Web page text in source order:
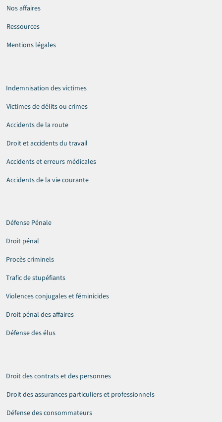
Nos affaires
Ressources
Mentions légales
Défense Pénale
Droit pénal
Procès criminels
Trafic de stupéfiants
Violences conjugales et féminicides
Droit pénal des affaires
Défense des élus
Indemnisation des victimes
Victimes de délits ou crimes
Accidents de la route
Droit et accidents du travail
Accidents et erreurs médicales
Accidents de la vie courante
Droit des contrats et des personnes
Droit des assurances particuliers et professionnels
Défense des consommateurs